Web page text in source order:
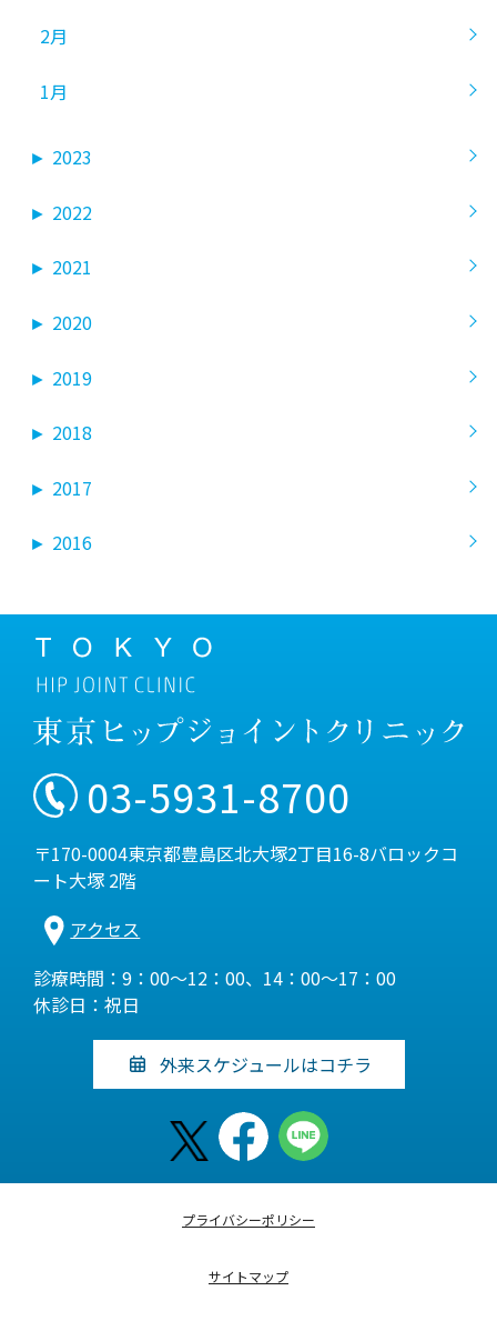
2月
1月
► 2023
► 2022
► 2021
► 2020
► 2019
► 2018
► 2017
► 2016
03-5931-8700
〒170-0004東京都豊島区北大塚2丁目16-8バロックコ
ート大塚 2階
アクセス
診療時間：9：00～12：00、14：00～17：00
休診日：祝日
外来スケジュールはコチラ
プライバシーポリシー
サイトマップ